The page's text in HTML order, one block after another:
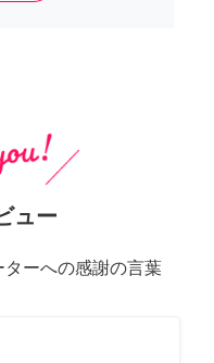
ュー
ーへの感謝の言葉